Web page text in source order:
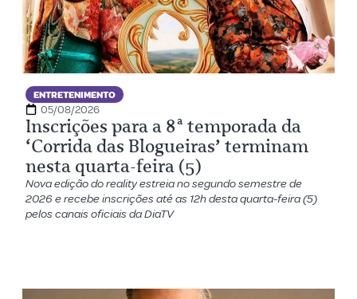
ENTRETENIMENTO
05/08/2026
Inscrições para a 8ª temporada da
‘Corrida das Blogueiras’ terminam
nesta quarta-feira (5)
Nova edição do reality estreia no segundo semestre de
2026 e recebe inscrições até as 12h desta quarta-feira (5)
pelos canais oficiais da DiaTV